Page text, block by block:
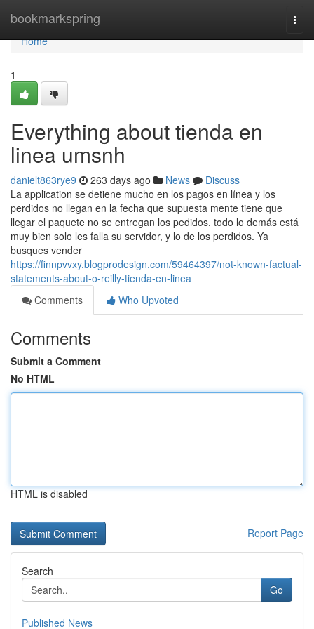
bookmarkspring
Home
Home
1
Everything about tienda en
linea umsnh
danielt863rye9 263 days ago News
Discuss
La application se detiene mucho en los pagos en línea y los
perdidos no llegan en la fecha que supuesta mente tiene que
llegar el paquete no se entregan los pedidos, todo lo demás está
muy bien solo les falla su servidor, y lo de los perdidos. Ya
busques vender
https://finnpvvxy.blogprodesign.com/59464397/not-known-factual-
statements-about-o-reilly-tienda-en-linea
Comments
Who Upvoted
Comments
Submit a Comment
No HTML
HTML is disabled
Report Page
Search
Go
Published News